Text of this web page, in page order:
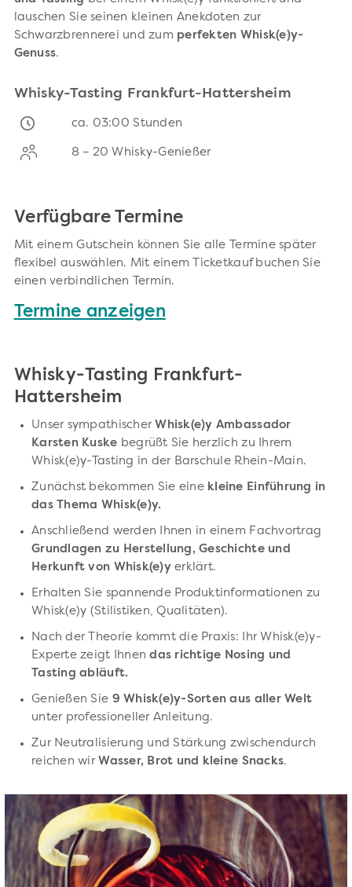
lauschen Sie seinen kleinen Anekdoten zur
Schwarzbrennerei und zum perfekten Whisk(e)y-
Genuss.
Whisky-Tasting Frankfurt-Hattersheim
ca. 03:00 Stunden
8 – 20 Whisky-Genießer
Verfügbare Termine
Mit einem Gutschein können Sie alle Termine später
flexibel auswählen. Mit einem Ticketkauf buchen Sie
einen verbindlichen Termin.
Termine anzeigen
Whisky-Tasting Frankfurt-
Hattersheim
Unser sympathischer Whisk(e)y Ambassador
Karsten Kuske begrüßt Sie herzlich zu Ihrem
Whisk(e)y-Tasting in der Barschule Rhein-Main.
Zunächst bekommen Sie eine kleine Einführung in
das Thema Whisk(e)y.
Anschließend werden Ihnen in einem Fachvortrag
Grundlagen zu Herstellung, Geschichte und
Herkunft von Whisk(e)yerklärt.
Erhalten Sie spannende Produktinformationen zu
Whisk(e)y (Stilistiken, Qualitäten).
Nach der Theorie kommt die Praxis: Ihr Whisk(e)y-
Experte zeigt Ihnendas richtige Nosing und
Tasting abläuft.
Genießen Sie 9 Whisk(e)y-Sorten aus aller Welt
unter professioneller Anleitung.
Zur Neutralisierung und Stärkung zwischendurch
reichen wir Wasser, Brot und kleine Snacks.